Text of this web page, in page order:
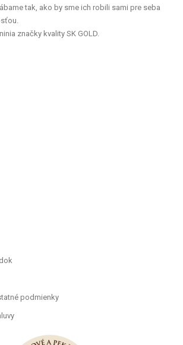
tak, ako by sme ich robili sami pre seba
značky kvality SK GOLD.
podmienky